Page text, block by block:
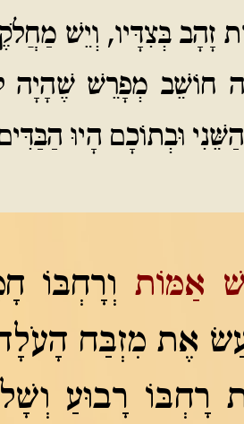
זָהָב בְּצִדָּיו, וְיֵשׁ
חוֹשֵׁב מְפָרֵשׁ שֶׁהָיָה
וּבְתוֹכָם הָיוּ
אַמּוֹת וְרָחְבּוֹ
אֶת מִזְבַּח
רָחְבּוֹ רָבוּעַ